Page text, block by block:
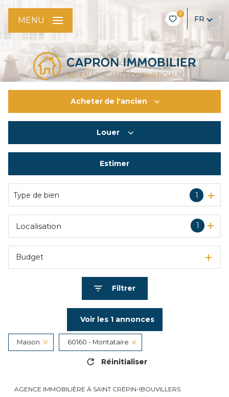
0
FR
MENU
Acheter de l'ancien
De l'immo pro
Louer
De l'immo pro
Estimer
Type de bien 1
1
Localisation
Budget
Filtrer
Voir les 1annonces
Maison 60160 - Montataire
Réinitialiser
AGENCE IMMOBILIÈRE À SAINT CRÉPIN-IBOUVILLERS